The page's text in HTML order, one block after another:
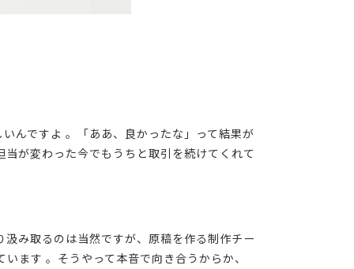
んですよ 。「ああ、良かったな」って結果が
が変わった今でもうちと取引を続けてくれて
み取るのは当然ですが、原稿を作る制作チー
ます 。そうやって本音で向き合うからか、